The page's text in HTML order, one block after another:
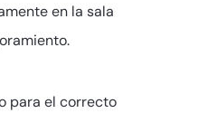
en la sala
para el correcto